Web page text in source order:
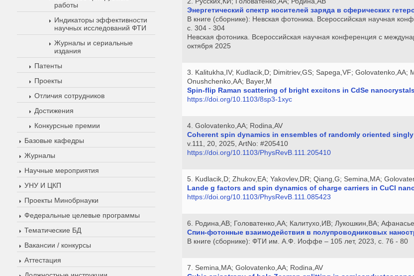
работы
Индикаторы эффективности
научных исследований ФТИ
Журналы и сериальные
издания
Патенты
Проекты
Отличия сотрудников
Достижения
Конкурсные премии
Базовые кафедры
Журналы
Научные мероприятия
УНУ И ЦКП
Проекты Минобрнауки
Федеральные целевые программы
Тематические БД
Вакансии / конкурсы
Аттестация
Энергетический спектр носителей заряда в сферических
В книге (сборнике): Невская фотоника. Всероссийская научная
с. 304 - 304
Невская фотоника. Всероссийская научная конференция с
октября 2025
3. Kalitukha,IV; Kudlacik,D; Dimitriev,GS; Sapega,VF; Golovatenko,AA;
Onushchenko,AA; Bayer,M
Spin-flip Raman scattering of bright excitons in CdSe
https://doi.org/10.1103/8sp3-1xyc
4. Golovatenko,AA; Rodina,AV
Coherent spin dynamics in ensembles of randomly oriented
v.111, 20, 2025, ArtNo: #205410
https://doi.org/10.1103/PhysRevB.111.205410
5. Kudlacik,D; Zhukov,EA; Yakovlev,DR; Qiang,G; Semina,MA;
Lande g factors and spin dynamics of charge carriers in CuCl
https://doi.org/10.1103/PhysRevB.111.085423
6. Родина,АВ; Головатенко,АА; Калитухо,ИВ; Лукошкин,ВА;
Спин-фотонные взаимодействия в полупроводниковых
В книге (сборнике): ФТИ им. А.Ф. Иоффе – 105 лет, 2023, с. 76 - 80
7. Semina,MA; Golovatenko,AA; Rodina,AV